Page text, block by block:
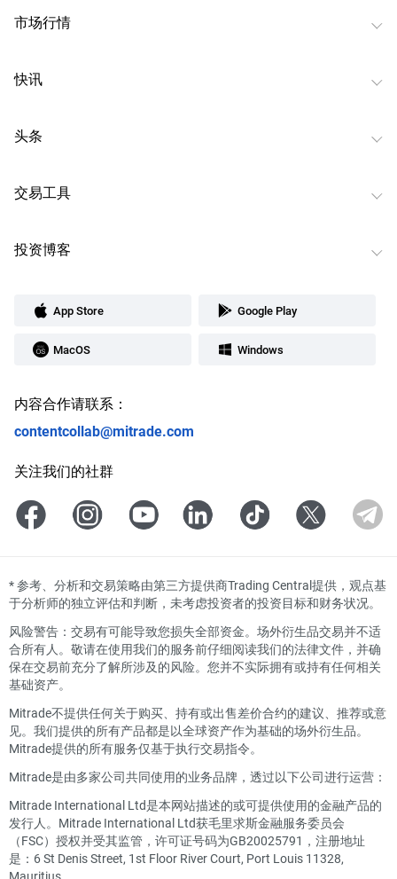
市场行情
快讯
头条
交易工具
投资博客
App Store Google Play
MacOS Windows
内容合作请联系：
contentcollab@mitrade.com
关注我们的社群
*参考、分析和交易策略由第三方提供商Trading Central提供，观点基
于分析师的独立评估和判断，未考虑投资者的投资目标和财务状况。
风险警告：交易有可能导致您损失全部资金。场外衍生品交易并不适
合所有人。敬请在使用我们的服务前仔细阅读我们的法律文件，并确
保在交易前充分了解所涉及的风险。您并不实际拥有或持有任何相关
基础资产。
Mitrade不提供任何关于购买、持有或出售差价合约的建议、推荐或意
见。我们提供的所有产品都是以全球资产作为基础的场外衍生品。
Mitrade提供的所有服务仅基于执行交易指令。
Mitrade是由多家公司共同使用的业务品牌，透过以下公司进行运营：
Mitrade International Ltd是本网站描述的或可提供使用的金融产品的
发行人。Mitrade International Ltd获毛里求斯金融服务委员会
（FSC）授权并受其监管，许可证号码为GB20025791，注册地址
是：6 St Denis Street, 1st Floor River Court, Port Louis 11328,